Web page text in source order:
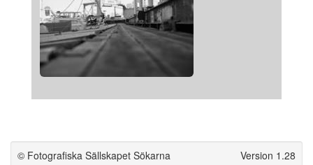
© Fotografiska Sällskapet Sökarna Version 1.28